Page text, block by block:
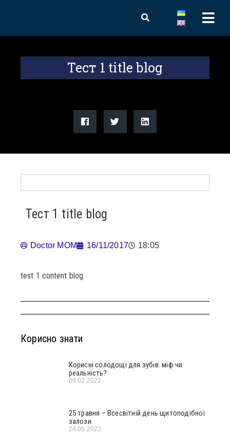
Тест 1 title blog
Тест 1 title blog
Doctor MOM 16/11/2017 18:05
test 1 content blog
Корисно знати
Корисні солодощі для зубів: міф чи
реальність?
09.02.2022
25 травня – Всесвітній день щитоподібної
залози
24.05.2023